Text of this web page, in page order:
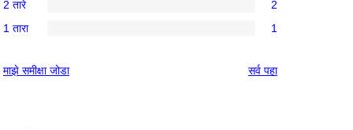
पुनरावलोकन
तारांकित
परीक्षणे
3-
तारांकित
2-
परीक्षणे
2 तारे 2
तारांकित
1 तारा 1
माझे समीक्षा जोडा सर्वपुनरावलोकने
पहा